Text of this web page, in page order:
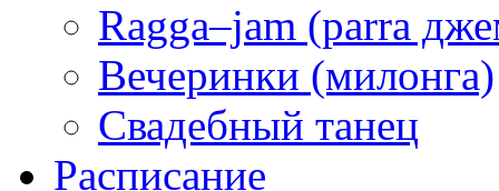
Ragga–jam (parra
Вечеринки (милонга)
Свадебный танец
Расписание